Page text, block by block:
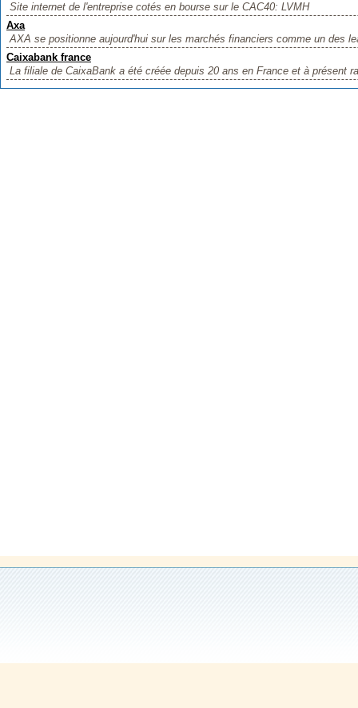
Site internet de l'entreprise cotés en bourse sur le CAC40: LVMH
Axa
AXA se positionne aujourd'hui sur les marchés financiers comme un des
Caixabank france
La filiale de CaixaBank a été créée depuis 20 ans en France et à présent